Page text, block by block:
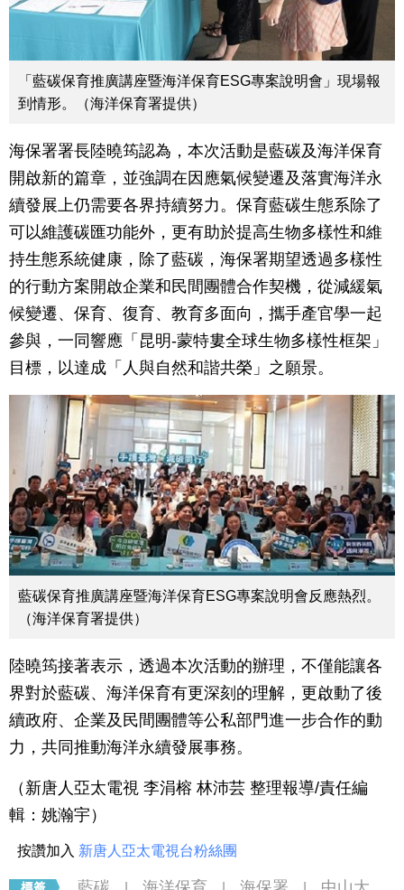
「藍碳保育推廣講座暨海洋保育ESG專案說明會」現場報
到情形。（海洋保育署提供）
海保署署長陸曉筠認為，本次活動是藍碳及海洋保育
開啟新的篇章，並強調在因應氣候變遷及落實海洋永
續發展上仍需要各界持續努力。保育藍碳生態系除了
可以維護碳匯功能外，更有助於提高生物多樣性和維
持生態系統健康，除了藍碳，海保署期望透過多樣性
的行動方案開啟企業和民間團體合作契機，從減緩氣
候變遷、保育、復育、教育多面向，攜手產官學一起
參與，一同響應「昆明-蒙特婁全球生物多樣性框架」
目標，以達成「人與自然和諧共榮」之願景。
藍碳保育推廣講座暨海洋保育ESG專案說明會反應熱烈。
（海洋保育署提供）
陸曉筠接著表示，透過本次活動的辦理，不僅能讓各
界對於藍碳、海洋保育有更深刻的理解，更啟動了後
續政府、企業及民間團體等公私部門進一步合作的動
力，共同推動海洋永續發展事務。
（新唐人亞太電視 李涓榕 林沛芸 整理報導/責任編
輯：姚瀚宇）
按讚加入 新唐人亞太電視台粉絲團